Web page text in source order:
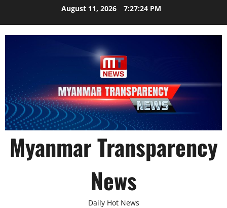
August 11, 2026 7:27:25 PM
Myanmar Transparency
News
Daily Hot News